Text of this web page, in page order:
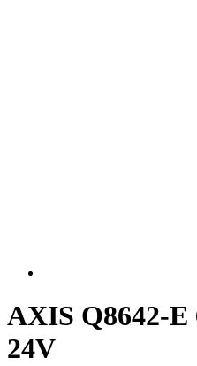
AXIS Q8642-E
24V